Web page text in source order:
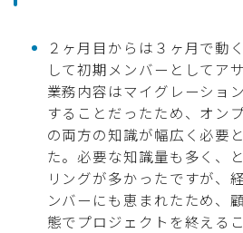
２ヶ月目からは３ヶ月で動
して初期メンバーとしてア
業務内容はマイグレーショ
することだったため、オン
の両方の知識が幅広く必要
た。必要な知識量も多く、
リングが多かったですが、
ンバーにも恵まれたため、
態でプロジェクトを終える